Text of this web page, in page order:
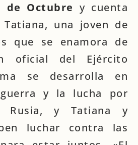
de Octubre y cuenta
una joven de
que se enamora de
oficial del Ejército
se desarrolla en
y la lucha por
Rusia, y Tatiana y
luchar contra las